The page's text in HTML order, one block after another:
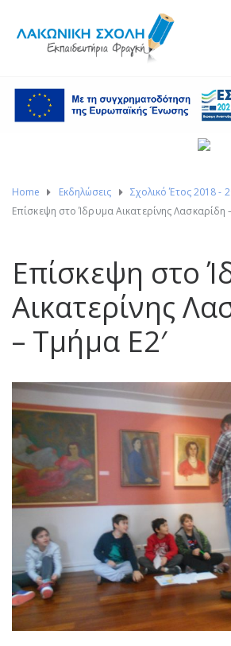
Home Εκδηλώσεις Σχολικό Έτος 2018 -
Επίσκεψη στο Ίδρυμα Αικατερίνης Λασκαρίδη
Επίσκεψη στο
Αικατερίνης
– Τμήμα Ε2′